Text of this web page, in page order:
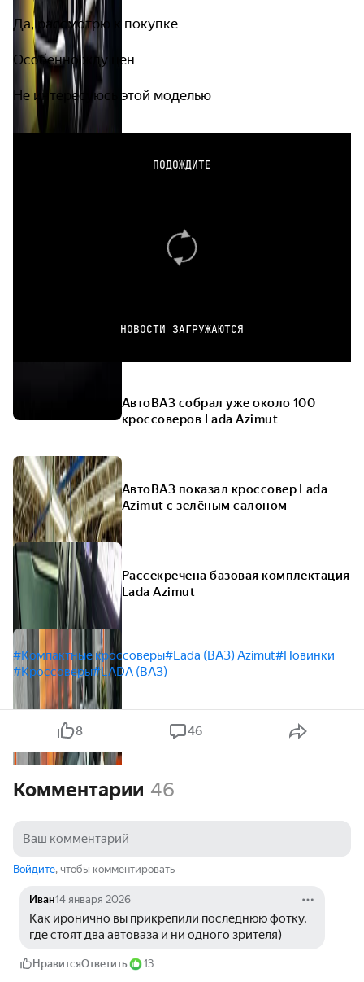
Да, рассмотрю к покупке
Особенно жду цен
Не интересуюсь этой моделью
ПОДОЖДИТЕ
НОВОСТИ ЗАГРУЖАЮТСЯ
АвтоВАЗ собрал уже около 100
кроссоверов Lada Azimut
АвтоВАЗ показал кроссовер Lada
Azimut с зелёным салоном
Рассекречена базовая комплектация
Lada Azimut
#Компактные кроссоверы#Lada (ВАЗ) Azimut#Новинки
#Кроссоверы#LADA (ВАЗ)
8 46
Комментарии 46
Войдите, чтобы комментировать
Иван14 января 2026
Как иронично вы прикрепили последнюю фотку,
где стоят два автоваза и ни одного зрителя)
НравитсяОтветить 13